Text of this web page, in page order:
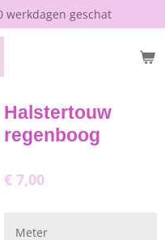
werkdagen geschat
Halstertouw
regenboog
€ 7,00
Meter